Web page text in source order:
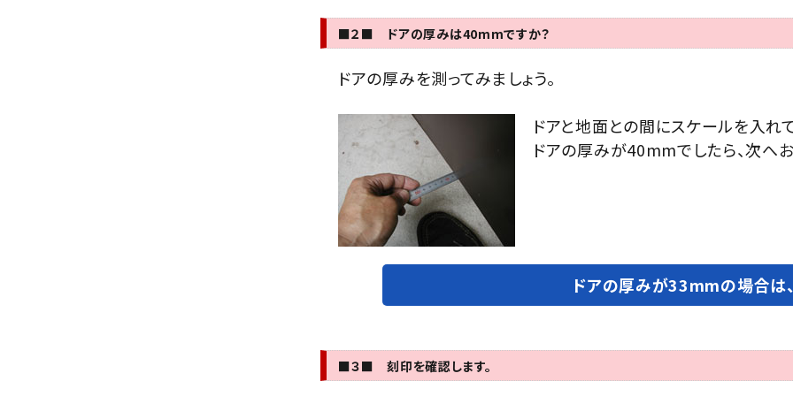
■２■ ドアの厚みは40mmですか？
ドアの厚みを測ってみましょう。
ドアと地面との間にスケールを入れ
ドアの厚みが40mmでしたら、次へ
ドアの厚みが33mmの場合は、
■３■ 刻印を確認します。